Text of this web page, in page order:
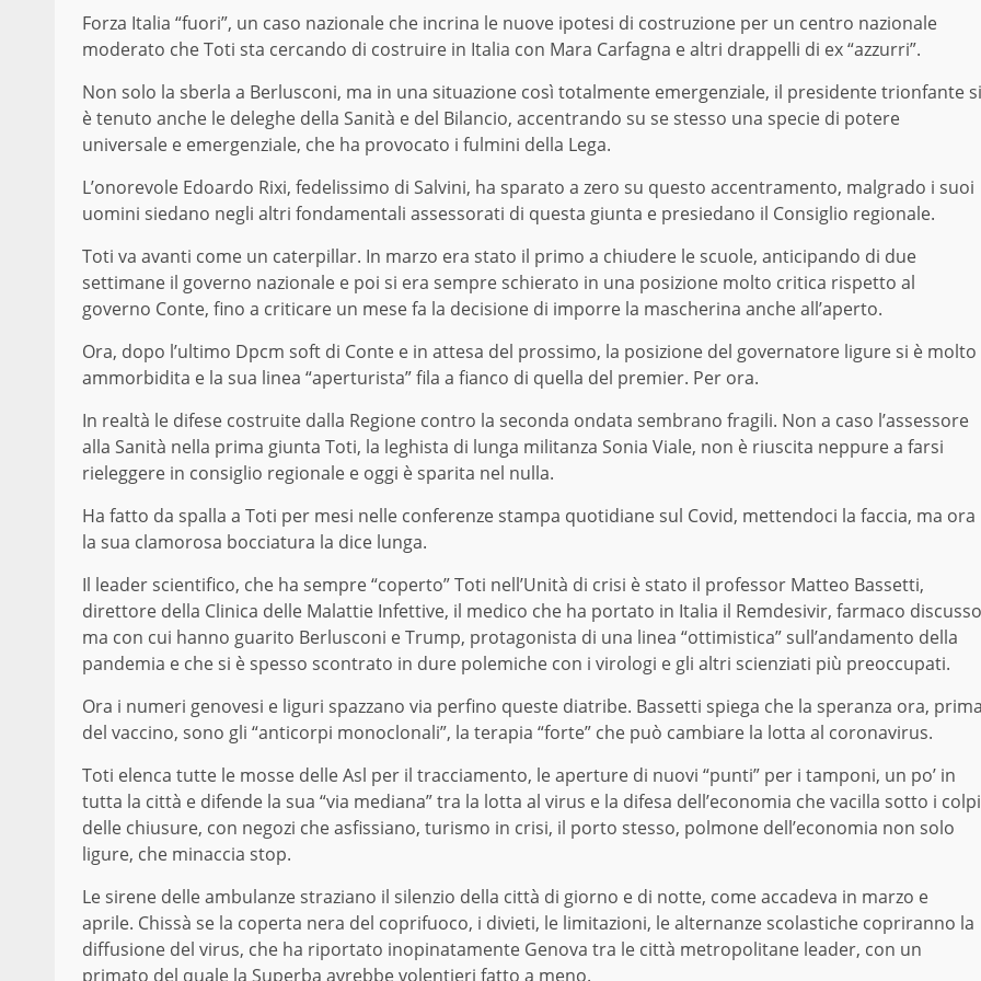
Forza Italia “fuori”, un caso nazionale che incrina le nuove ipotesi di costruzione per un centro nazionale
moderato che Toti sta cercando di costruire in Italia con Mara Carfagna e altri drappelli di ex “azzurri”.
Non solo la sberla a Berlusconi, ma in una situazione così totalmente emergenziale, il presidente trionfante si
è tenuto anche le deleghe della Sanità e del Bilancio, accentrando su se stesso una specie di potere
universale e emergenziale, che ha provocato i fulmini della Lega.
L’onorevole Edoardo Rixi, fedelissimo di Salvini, ha sparato a zero su questo accentramento, malgrado i suoi
uomini siedano negli altri fondamentali assessorati di questa giunta e presiedano il Consiglio regionale.
Toti va avanti come un caterpillar. In marzo era stato il primo a chiudere le scuole, anticipando di due
settimane il governo nazionale e poi si era sempre schierato in una posizione molto critica rispetto al
governo Conte, fino a criticare un mese fa la decisione di imporre la mascherina anche all’aperto.
Ora, dopo l’ultimo Dpcm soft di Conte e in attesa del prossimo, la posizione del governatore ligure si è molto
ammorbidita e la sua linea “aperturista” fila a fianco di quella del premier. Per ora.
In realtà le difese costruite dalla Regione contro la seconda ondata sembrano fragili. Non a caso l’assessore
alla Sanità nella prima giunta Toti, la leghista di lunga militanza Sonia Viale, non è riuscita neppure a farsi
rieleggere in consiglio regionale e oggi è sparita nel nulla.
Ha fatto da spalla a Toti per mesi nelle conferenze stampa quotidiane sul Covid, mettendoci la faccia, ma ora
la sua clamorosa bocciatura la dice lunga.
Il leader scientifico, che ha sempre “coperto” Toti nell’Unità di crisi è stato il professor Matteo Bassetti,
direttore della Clinica delle Malattie Infettive, il medico che ha portato in Italia il Remdesivir, farmaco discusso
ma con cui hanno guarito Berlusconi e Trump, protagonista di una linea “ottimistica” sull’andamento della
pandemia e che si è spesso scontrato in dure polemiche con i virologi e gli altri scienziati più preoccupati.
Ora i numeri genovesi e liguri spazzano via perfino queste diatribe. Bassetti spiega che la speranza ora,
del vaccino, sono gli “anticorpi monoclonali”, la terapia “forte” che può cambiare la lotta al coronavirus.
Toti elenca tutte le mosse delle Asl per il tracciamento, le aperture di nuovi “punti” per i tamponi, un po’ in
tutta la città e difende la sua “via mediana” tra la lotta al virus e la difesa dell’economia che vacilla sotto i colpi
delle chiusure, con negozi che asfissiano, turismo in crisi, il porto stesso, polmone dell’economia non solo
ligure, che minaccia stop.
Le sirene delle ambulanze straziano il silenzio della città di giorno e di notte, come accadeva in marzo e
aprile. Chissà se la coperta nera del coprifuoco, i divieti, le limitazioni, le alternanze scolastiche copriranno la
diffusione del virus, che ha riportato inopinatamente Genova tra le città metropolitane leader, con un
primato del quale la Superba avrebbe volentieri fatto a meno.